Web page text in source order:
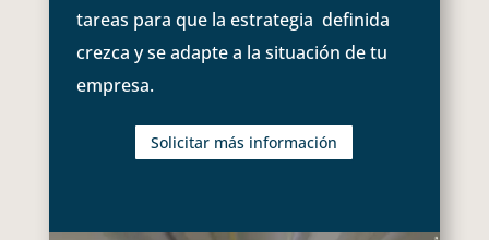
tareas para que la estrategia definida
crezca y se adapte a la situación de tu
empresa.
Solicitar más información